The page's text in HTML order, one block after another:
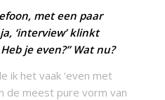
met een paar
‘interview’ klinkt
je even?” Wat nu?
ik het vaak ‘even met
de meest pure vorm van